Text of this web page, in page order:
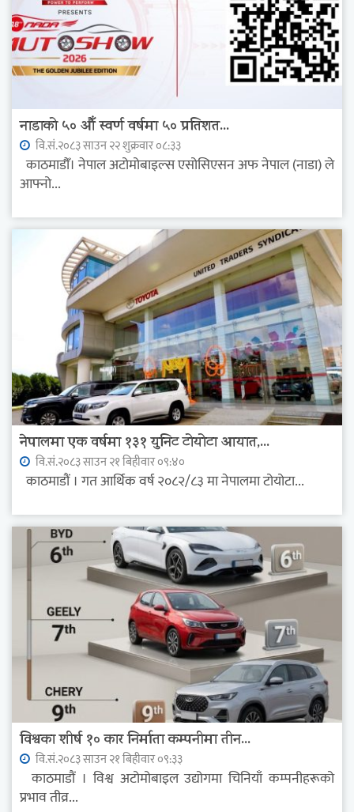
नाडाको ५० औँ स्वर्ण वर्षमा ५० प्रतिशत...
वि.सं.२०८३ साउन २२ शुक्रवार ०८:३३
काठमाडौँ। नेपाल अटोमोबाइल्स एसोसिएसन अफ नेपाल (नाडा) ले
आफ्नो...
नेपालमा एक वर्षमा १३१ युनिट टोयोटा आयात,...
वि.सं.२०८३ साउन २१ बिहीवार ०९:४०
काठमाडौं । गत आर्थिक वर्ष २०८२/८३ मा नेपालमा टोयोटा...
विश्वका शीर्ष १० कार निर्माता कम्पनीमा तीन...
वि.सं.२०८३ साउन २१ बिहीवार ०९:३३
काठमाडौं । विश्व अटोमोबाइल उद्योगमा चिनियाँ कम्पनीहरूको
प्रभाव तीव्र...